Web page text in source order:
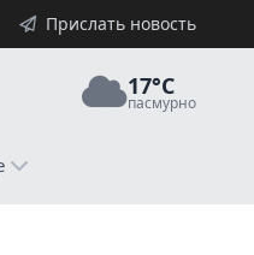
Прислать новость
17°C
пасмурно